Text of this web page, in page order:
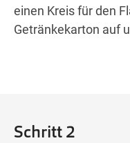
einen Kreis für den
Getränkekarton auf
Schritt 2